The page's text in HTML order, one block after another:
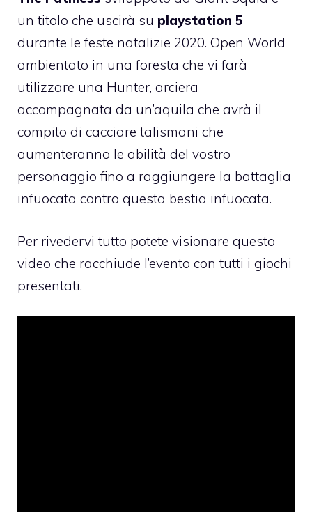
un titolo che uscirà su playstation 5
durante le feste natalizie 2020. Open World
ambientato in una foresta che vi farà
utilizzare una Hunter, arciera
accompagnata da un’aquila che avrà il
compito di cacciare talismani che
aumenteranno le abilità del vostro
personaggio fino a raggiungere la battaglia
infuocata contro questa bestia infuocata.
Per rivedervi tutto potete visionare questo
video che racchiude l’evento con tutti i giochi
presentati.